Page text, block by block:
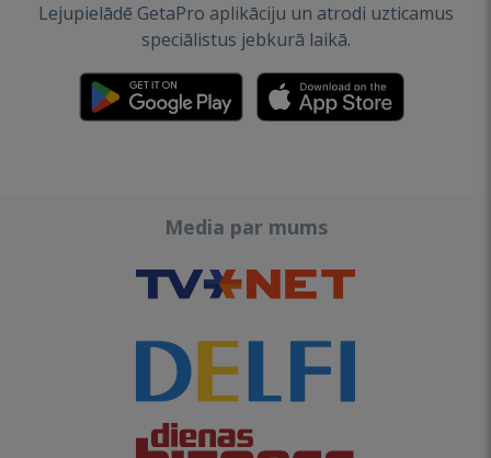
Lejupielādē GetaPro aplikāciju un atrodi uzticamus
speciālistus jebkurā laikā.
Media par mums